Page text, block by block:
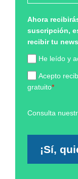
Ahora
suscripción,
recibir tu
He leído y
Acepto
gratuito*
Consulta
¡Sí,